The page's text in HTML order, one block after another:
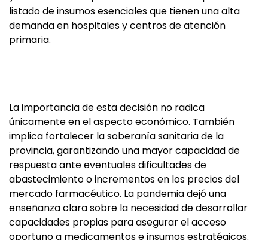
listado de insumos esenciales que tienen una alta
demanda en hospitales y centros de atención
primaria.
La importancia de esta decisión no radica
únicamente en el aspecto económico. También
implica fortalecer la soberanía sanitaria de la
provincia, garantizando una mayor capacidad de
respuesta ante eventuales dificultades de
abastecimiento o incrementos en los precios del
mercado farmacéutico. La pandemia dejó una
enseñanza clara sobre la necesidad de desarrollar
capacidades propias para asegurar el acceso
oportuno a medicamentos e insumos estratégicos.